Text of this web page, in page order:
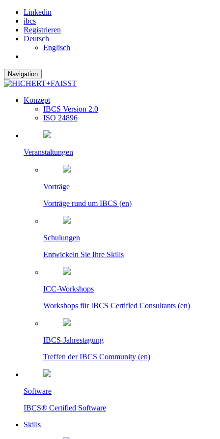
Linkedin
ibcs
Registrieren
Deutsch
Englisch
Navigation
Konzept
IBCS Version 2.0
ISO 24896
Veranstaltungen
Vorträge
Vorträge rund um IBCS (en)
Schulungen
Entwickeln Sie Ihre Skills
ICC-Workshops
Workshops für IBCS Certified Consultants (en)
IBCS-Jahrestagung
Treffen der IBCS Community (en)
Software
IBCS® Certified Software
Skills